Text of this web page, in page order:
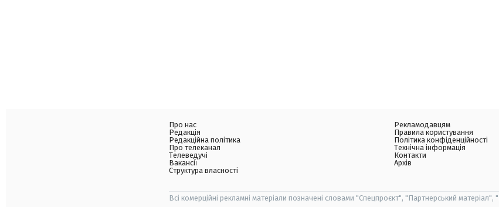
Про нас
Редакція
Редакційна політика
Про телеканал
Телеведучі
Вакансії
Структура власності
Рекламодавцям
Правила користування
Політика конфіденційності
Технічна інформація
Контакти
Архів
Всі комерційні рекламні матеріали позначені словами "Спецпроєкт", "Партнерський